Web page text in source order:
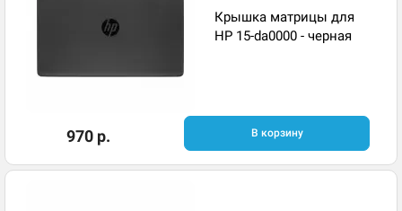
Крышка матрицы для
HP 15-da0000 - черная
970 р. В корзину